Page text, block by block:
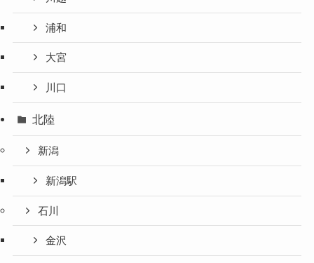
浦和
大宮
川口
北陸
新潟
新潟駅
石川
金沢